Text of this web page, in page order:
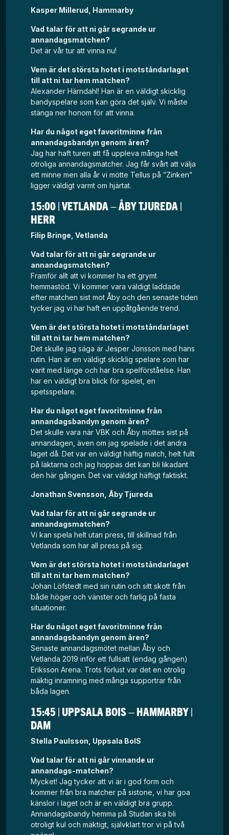
Kasper Millerud, Hammarby
Vad talar för att ni går segrande ur
annandagsmatchen?
Det är vår tur att vinna nu!
Vem är det största hotet i motståndarlaget
till att ni tar hem matchen?
Alexander Härndahl! Han är en väldigt skicklig
bandyspelare som kan göra det själv. Vi måste
stänga ner honom för att vinna.
Har du något eget favoritminne från
annandagsbandyn genom åren?
Jag har haft turen att få uppleva många helt
otroliga annandagsmatcher. Jag får svårt att välja
ett minne men alla år vi mötte Tellus på ”Zinken”
ligger väldigt varmt om hjärtat.
15:00 | VETLANDA – ÅBY TJUREDA |
HERR
Filip Bringe, Vetlanda
Vad talar för att ni går segrande ur
annandagsmatchen?
Framför allt att vi kommer ha ett grymt
hemmastöd. Vi kommer vara väldigt laddade
efter matchen sist mot Åby och den senaste tiden
tycker jag vi har haft en uppåtgående trend.
Vem är det största hotet i motståndarlaget
till att ni tar hem matchen?
Det skulle jag säga är Jesper Jonsson med hans
rutin. Han är en väldigt skicklig spelare som har
varit med länge och har bra spelförståelse. Han
har en väldigt bra blick för spelet, en
spetsspelare.
Har du något eget favoritminne från
annandagsbandyn genom åren?
Det skulle vara när VBK och Åby möttes sist på
annandagen, även om jag spelade i det andra
laget då. Det var en väldigt häftig match, helt fullt
på läktarna och jag hoppas det kan bli likadant
den här gången. Det var väldigt häftigt faktiskt.
Jonathan Svensson, Åby Tjureda
Vad talar för att ni går segrande ur
annandagsmatchen?
Vi kan spela helt utan press, till skillnad från
Vetlanda som har all press på sig.
Vem är det största hotet i motståndarlaget
till att ni tar hem matchen?
Johan Löfstedt med sin rutin och sitt skott från
både höger och vänster och farlig på fasta
situationer.
Har du något eget favoritminne från
annandagsbandyn genom åren?
Senaste annandagsmötet mellan Åby och
Vetlanda 2019 inför ett fullsatt (endag gången)
Eriksson Arena. Trots förlust var det en otrolig
mäktig inramning med många supportrar från
båda lagen.
15:45 | UPPSALA BOIS – HAMMARBY |
DAM
Stella Paulsson, Uppsala BoIS
Vad talar för att ni går vinnande ur
annandags-matchen?
Mycket! Jag tycker att vi är i god form och
kommer från bra matcher på sistone, vi har goa
känslor i laget och är en väldigt bra grupp.
Annandagsbandy hemma på Studan ska bli
otroligt kul och mäktigt, självklart tror vi på två